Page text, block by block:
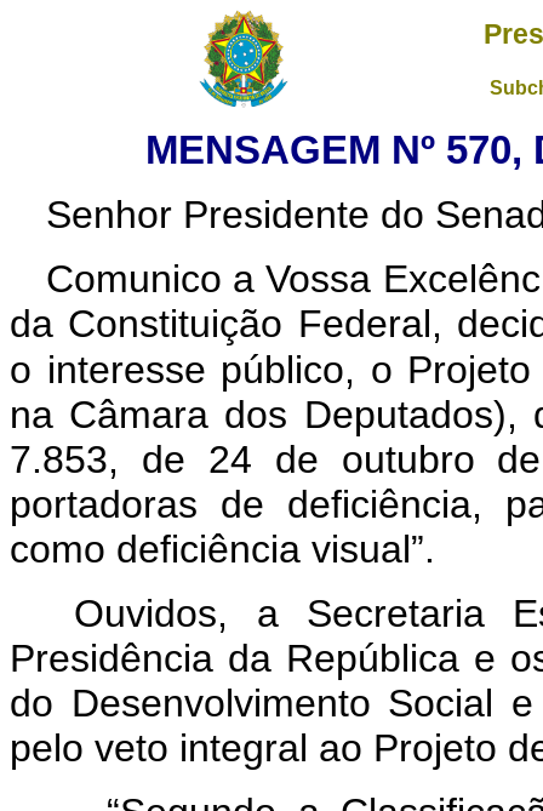
MENSAGEM Nº
Senhor Presidente do
Comunico a Vossa
da Constituição Federal,
o interesse público, o
na Câmara dos Deputados),
7.853, de 24 de outubro
portadoras de deficiência,
como deficiência visual”.
Ouvidos, a Secretaria
Presidência da República e
do Desenvolvimento Social
pelo veto integral ao Projeto